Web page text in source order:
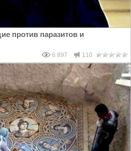
против паразитов и
6 897 110